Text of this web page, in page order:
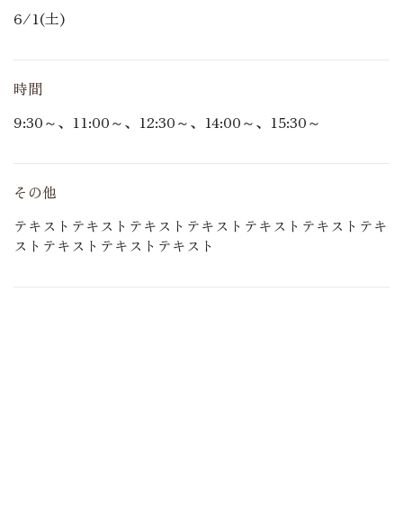
6/1(土)
時間
9:30～、11:00～、12:30～、14:00～、15:30～
その他
テキストテキストテキストテキストテキストテキストテキ
ストテキストテキストテキスト